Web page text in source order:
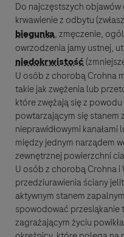
Do najczęstszych
krwawienie z odbytu
biegunka, zmęczenie,
owrzodzenia jamy ustnej,
niedokrwistość
U osób z chorobą Crohna
takie jak zwężenia lub
które zwężają się z
powtarzającym się stanem
nieprawidłowymi
między jednym narządem
zewnętrznej powierzchni
U osób z chorobą Crohna i
przedziurawienia ściany
aktywnym stanem
spowodować przesiąkanie
zagrażającym życiu